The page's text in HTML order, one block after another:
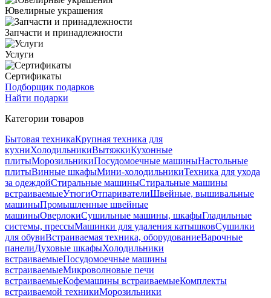
Ювелирные украшения
Запчасти и принадлежности
Услуги
Сертификаты
Подборщик подарков
Найти подарки
Категории товаров
Бытовая техникаКрупная техника для
кухниХолодильникиВытяжкиКухонные
плитыМорозильникиПосудомоечные машиныНастольные
плитыВинные шкафыМини-холодильникиТехника для ухода
за одеждойСтиральные машиныСтиральные машины
встраиваемыеУтюгиОтпаривателиШвейные, вышивальные
машиныПромышленные швейные
машиныОверлокиСушильные машины, шкафыГладильные
системы, прессыМашинки для удаления катышковСушилки
для обувиВстраиваемая техника, оборудованиеВарочные
панелиДуховые шкафыХолодильники
встраиваемыеПосудомоечные машины
встраиваемыеМикроволновые печи
встраиваемыеКофемашины встраиваемыеКомплекты
встраиваемой техникиМорозильники